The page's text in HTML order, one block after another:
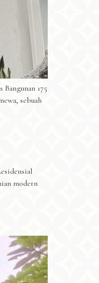
175
sebuah
modern